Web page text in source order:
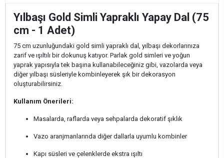
Yılbaşı Gold Simli Yapraklı Yapay Dal (75
cm - 1 Adet)
75 cm uzunluğundaki gold simli yapraklı dal, yılbaşı dekorlarınıza
zarif ve ışıltılı bir dokunuş katıyor. Parlak gold simleri ve yoğun
yaprak yapısıyla tek başına kullanabileceğiniz gibi, vazolarda veya
diğer yılbaşı süsleriyle kombinleyerek şık bir dekorasyon
oluşturabilirsiniz.
Kullanım Önerileri:
Masalarda, raflarda veya sehpalarda dekoratif şıklık
Vazo aranjmanlarında diğer dallarla uyumlu kombinler
Kapı süsleri ve çelenklerde ekstra ışıltı